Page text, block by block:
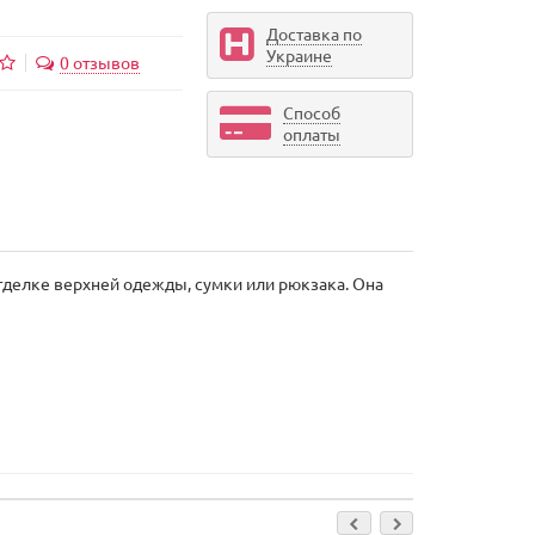
0 отзывов
Доставка по
Украине
Способ
оплаты
верхней одежды, сумки или рюкзака. Она